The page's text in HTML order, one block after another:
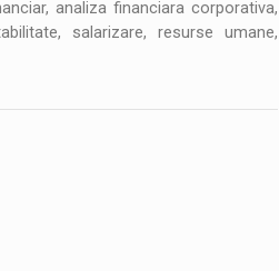
analiza financiara corporativa,
salarizare, resurse umane,